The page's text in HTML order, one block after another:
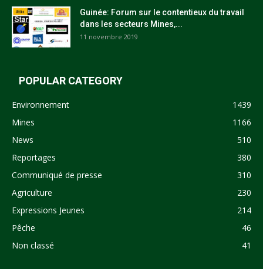
Guinée: Forum sur le contentieux du travail
dans les secteurs Mines,...
11 novembre 2019
POPULAR CATEGORY
Environnement
1439
Mines
1166
News
510
Reportages
380
Communiqué de presse
310
Agriculture
230
Expressions Jeunes
214
Pêche
46
Non classé
41